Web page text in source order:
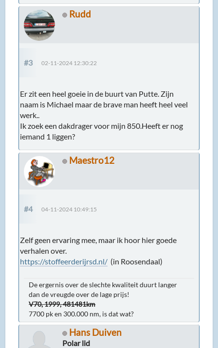
Rudd
#3 02-11-2024 12:30:22
Er zit een heel goeie in de buurt van Putte. Zijn
naam is Michael maar de brave man heeft heel veel
werk..
Ik zoek een dakdrager voor mijn 850.Heeft er nog
iemand 1 liggen?
Maestro12
#4 04-11-2024 10:49:15
Zelf geen ervaring mee, maar ik hoor hier goede
verhalen over.
https://stoffeerderijrsd.nl/ (in Roosendaal)
De ergernis over de slechte kwaliteit duurt langer
dan de vreugde over de lage prijs!
V70, 1999, 481481km
7700 pk en 300.000 nm, is dat wat?
Hans Duiven
Polar lid